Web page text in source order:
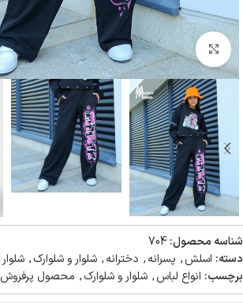
بزرگنمایی تصویر
شناسه محصول:704
دسته: اسلش, پسرانه, دخترانه, شلوار و شلوارک,
برچسب: انواع لباس, شلوار و شلوارک, محصول پرفروش